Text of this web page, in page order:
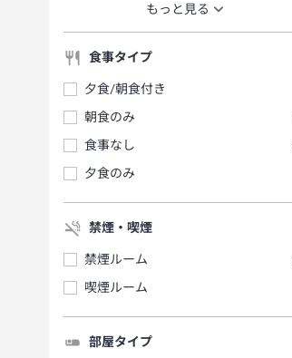
もっと見る
食事タイプ
夕食/朝食付き
朝食のみ
食事なし
夕食のみ
禁煙・喫煙
禁煙ルーム
喫煙ルーム
部屋タイプ